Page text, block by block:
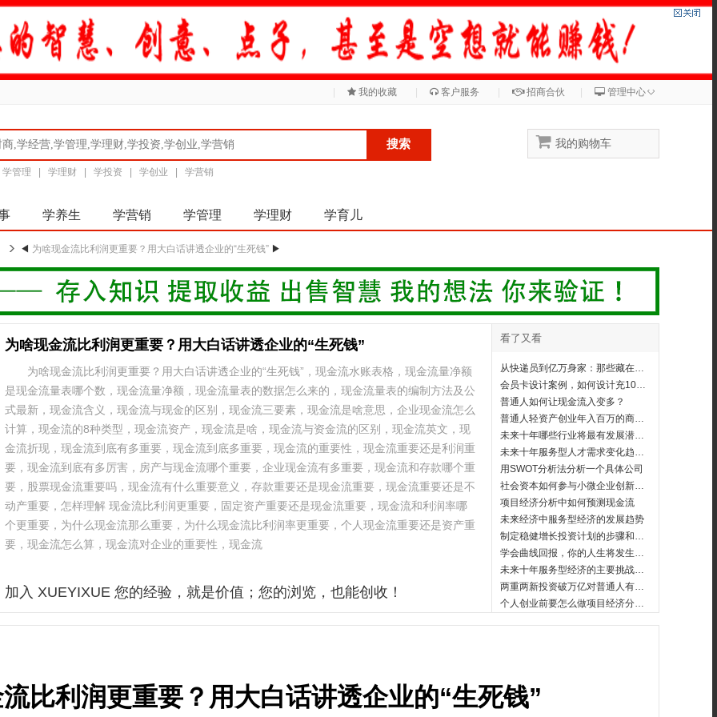
我的收藏 客户服务 招商合伙 管理中心◇
搜索
学管理 学理财 学投资 学创业 学营销
我的购物车
学养生 学营销 学管理 学理财 学育儿
◀ 为啥现金流比利润更重要？用大白话讲透企业的“生死钱” ▶
为啥现金流比利润更重要？用大白话讲透企业的“生死钱”
为啥现金流比利润更重要？用大白话讲透企业的“生死钱”，现金流水账表格，现金流量净额
是现金流量表哪个数，现金流量净额，现金流量表的数据怎么来的，现金流量表的编制方法及公
式最新，现金流含义，现金流与现金的区别，现金流三要素，现金流是啥意思，企业现金流怎么
计算，现金流的8种类型，现金流资产，现金流是啥，现金流与资金流的区别，现金流英文，现
金流折现，现金流到底有多重要，现金流到底多重要，现金流的重要性，现金流重要还是利润重
要，现金流到底有多厉害，房产与现金流哪个重要，企业现金流有多重要，现金流和存款哪个重
要，股票现金流重要吗，现金流有什么重要意义，存款重要还是现金流重要，现金流重要还是不
动产重要，怎样理解 现金流比利润更重要，固定资产重要还是现金流重要，现金流和利润率哪
个更重要，为什么现金流那么重要，为什么现金流比利润率更重要，个人现金流重要还是资产重
要，现金流怎么算，现金流对企业的重要性，现金流
加入 XUEYIXUE 您的经验，就是价值；您的浏览，也能创收！
看了又看
从快递员到亿万身家：那些藏在包裹里的创富密码
会员卡设计案例，如何设计充1000得1000送1000返1000的核心秘密
普通人如何让现金流入变多？
普通人轻资产创业年入百万的商业模式
未来十年哪些行业将最有发展潜力？
未来十年服务型人才需求变化趋势分析
用SWOT分析法分析一个具体公司
社会资本如何参与小微企业创新投资？
项目经济分析中如何预测现金流
未来经济中服务型经济的发展趋势
制定稳健增长投资计划的步骤和技巧
学会曲线回报，你的人生将发生翻天覆地的变化
未来十年服务型经济的主要挑战是什么？
两重两新投资破万亿对普通人有哪些影响？两新领域投资中哪些行业最受关注？
个人创业前要怎么做项目经济分析？
比利润更重要？用大白话讲透企业的“生死钱”